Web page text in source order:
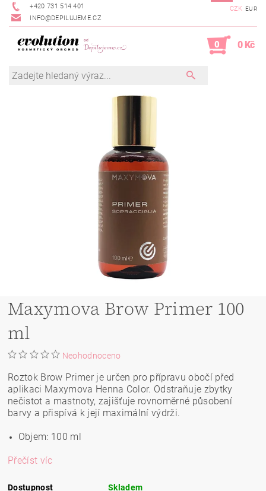
+420 731 514 401
INFO@DEPILUJEME.CZ
CZK EUR
0 0 Kč
Maxymova Brow Primer 100
ml
Neohodnoceno
Roztok Brow Primer je určen pro přípravu obočí před
aplikaci Maxymova Henna Color. Odstraňuje zbytky
nečistot a mastnoty, zajišťuje rovnoměrné působení
barvy a přispívá k její maximální výdrži.
Objem: 100 ml
Přečíst víc
Dostupnost Skladem